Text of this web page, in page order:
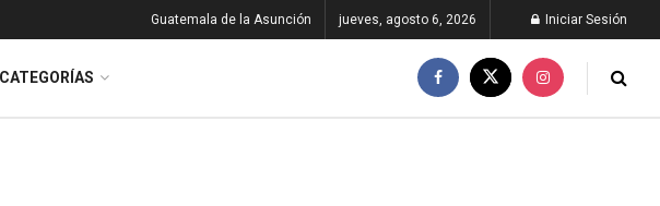
Guatemala de la Asunción jueves, agosto 6, 2026 Iniciar Sesión
CATEGORÍAS